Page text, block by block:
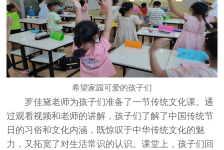
希望家园可爱的孩子们
罗佳黛老师为孩子们准备了一节传统文化课。通
过观看视频和老师的讲解，孩子们了解了中国传统节
日的习俗和文化内涵，既惊叹于中华传统文化的魅
力，又拓宽了对生活常识的认识。课堂上，孩子们回